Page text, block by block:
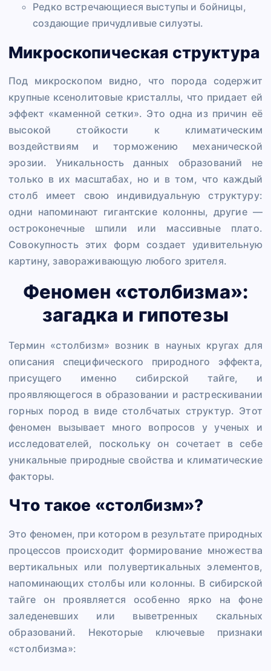
Редко встречающиеся выступы и бойницы,
создающие причудливые силуэты.
Микроскопическая структура
Под микроскопом видно, что порода содержит
крупные ксенолитовые кристаллы, что придает ей
эффект «каменной сетки». Это одна из причин её
высокой стойкости к климатическим
воздействиям и торможению механической
эрозии. Уникальность данных образований не
только в их масштабах, но и в том, что каждый
столб имеет свою индивидуальную структуру:
одни напоминают гигантские колонны, другие —
остроконечные шпили или массивные плато.
Совокупность этих форм создает удивительную
картину, завораживающую любого зрителя.
Феномен «столбизма»:
загадка и гипотезы
Термин «столбизм» возник в науных кругах для
описания специфического природного эффекта,
присущего именно сибирской тайге, и
проявляющегося в образовании и растрескивании
горных пород в виде столбчатых структур. Этот
феномен вызывает много вопросов у ученых и
исследователей, поскольку он сочетает в себе
уникальные природные свойства и климатические
факторы.
Что такое «столбизм»?
Это феномен, при котором в результате природных
процессов происходит формирование множества
вертикальных или полувертикальных элементов,
напоминающих столбы или колонны. В сибирской
тайге он проявляется особенно ярко на фоне
заледеневших или выветренных скальных
образований. Некоторые ключевые признаки
«столбизма»: